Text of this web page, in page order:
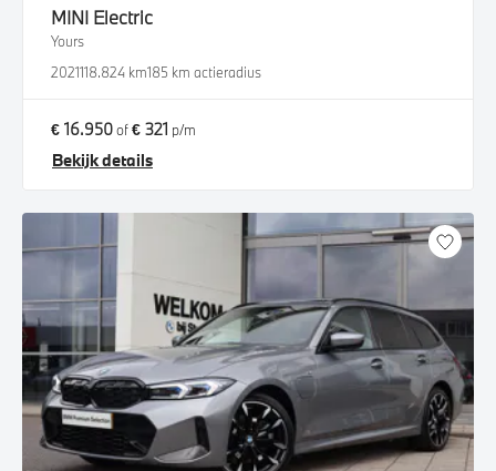
MINI Electric
Yours
2021118.824 km185 km actieradius
€ 16.950of€ 321 p/m
Bekijk details